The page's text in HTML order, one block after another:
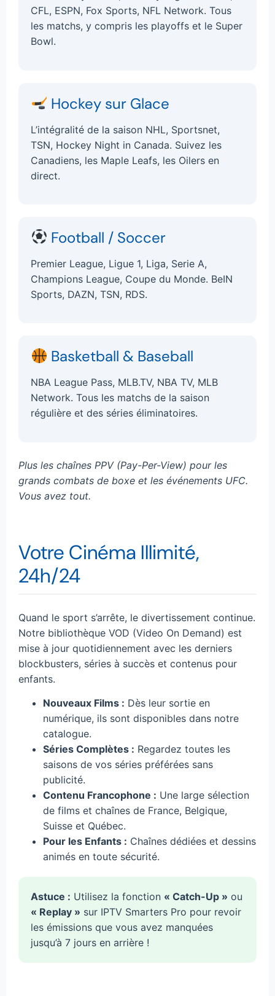
CFL, ESPN, Fox Sports, NFL Network. Tous
les matchs, y compris les playoffs et le Super
Bowl.
Hockey sur Glace
L’intégralité de la saison NHL, Sportsnet,
TSN, Hockey Night in Canada. Suivez les
Canadiens, les Maple Leafs, les Oilers en
direct.
Football / Soccer
Premier League, Ligue 1, Liga, Serie A,
Champions League, Coupe du Monde. BeIN
Sports, DAZN, TSN, RDS.
Basketball & Baseball
NBA League Pass, MLB.TV, NBA TV, MLB
Network. Tous les matchs de la saison
régulière et des séries éliminatoires.
Plus les chaînes PPV (Pay-Per-View) pour les
grands combats de boxe et les événements UFC.
Vous avez tout.
Votre Cinéma Illimité,
24h/24
Quand le sport s’arrête, le divertissement continue.
Notre bibliothèque VOD (Video On Demand) est
mise à jour quotidiennement avec les derniers
blockbusters, séries à succès et contenus pour
enfants.
Nouveaux Films : Dès leur sortie en
numérique, ils sont disponibles dans notre
catalogue.
Séries Complètes : Regardez toutes les
saisons de vos séries préférées sans
publicité.
Contenu Francophone : Une large sélection
de films et chaînes de France, Belgique,
Suisse et Québec.
Pour les Enfants : Chaînes dédiées et dessins
animés en toute sécurité.
Astuce : Utilisez la fonction « Catch-Up » ou
« Replay » sur IPTV Smarters Pro pour revoir
les émissions que vous avez manquées
jusqu’à 7 jours en arrière !